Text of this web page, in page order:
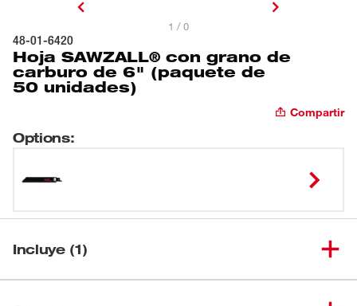
1 / 0
48-01-6420
Hoja SAWZALL® con grano de
carburo de 6" (paquete de
50 unidades)
Compartir
Options:
Incluye (1)